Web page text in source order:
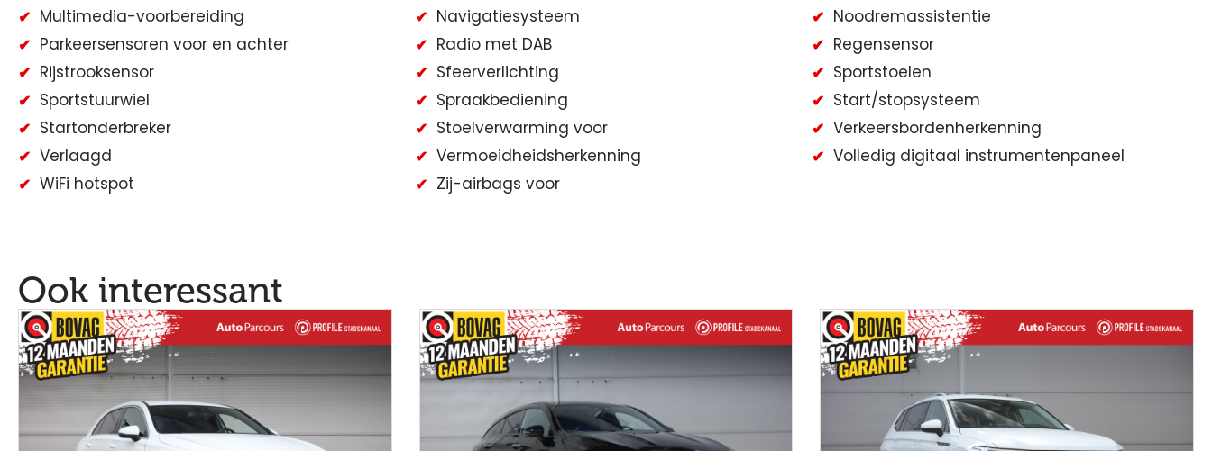
Multimedia-voorbereiding
Navigatiesysteem
Noodremassistentie
Parkeersensoren voor en achter
Radio met DAB
Regensensor
Rijstrooksensor
Sfeerverlichting
Sportstoelen
Sportstuurwiel
Spraakbediening
Start/stopsysteem
Startonderbreker
Stoelverwarming voor
Verkeersbordenherkenning
Verlaagd
Vermoeidheidsherkenning
Volledig digitaal instrumentenpaneel
WiFi hotspot
Zij-airbags voor
Ook interessant